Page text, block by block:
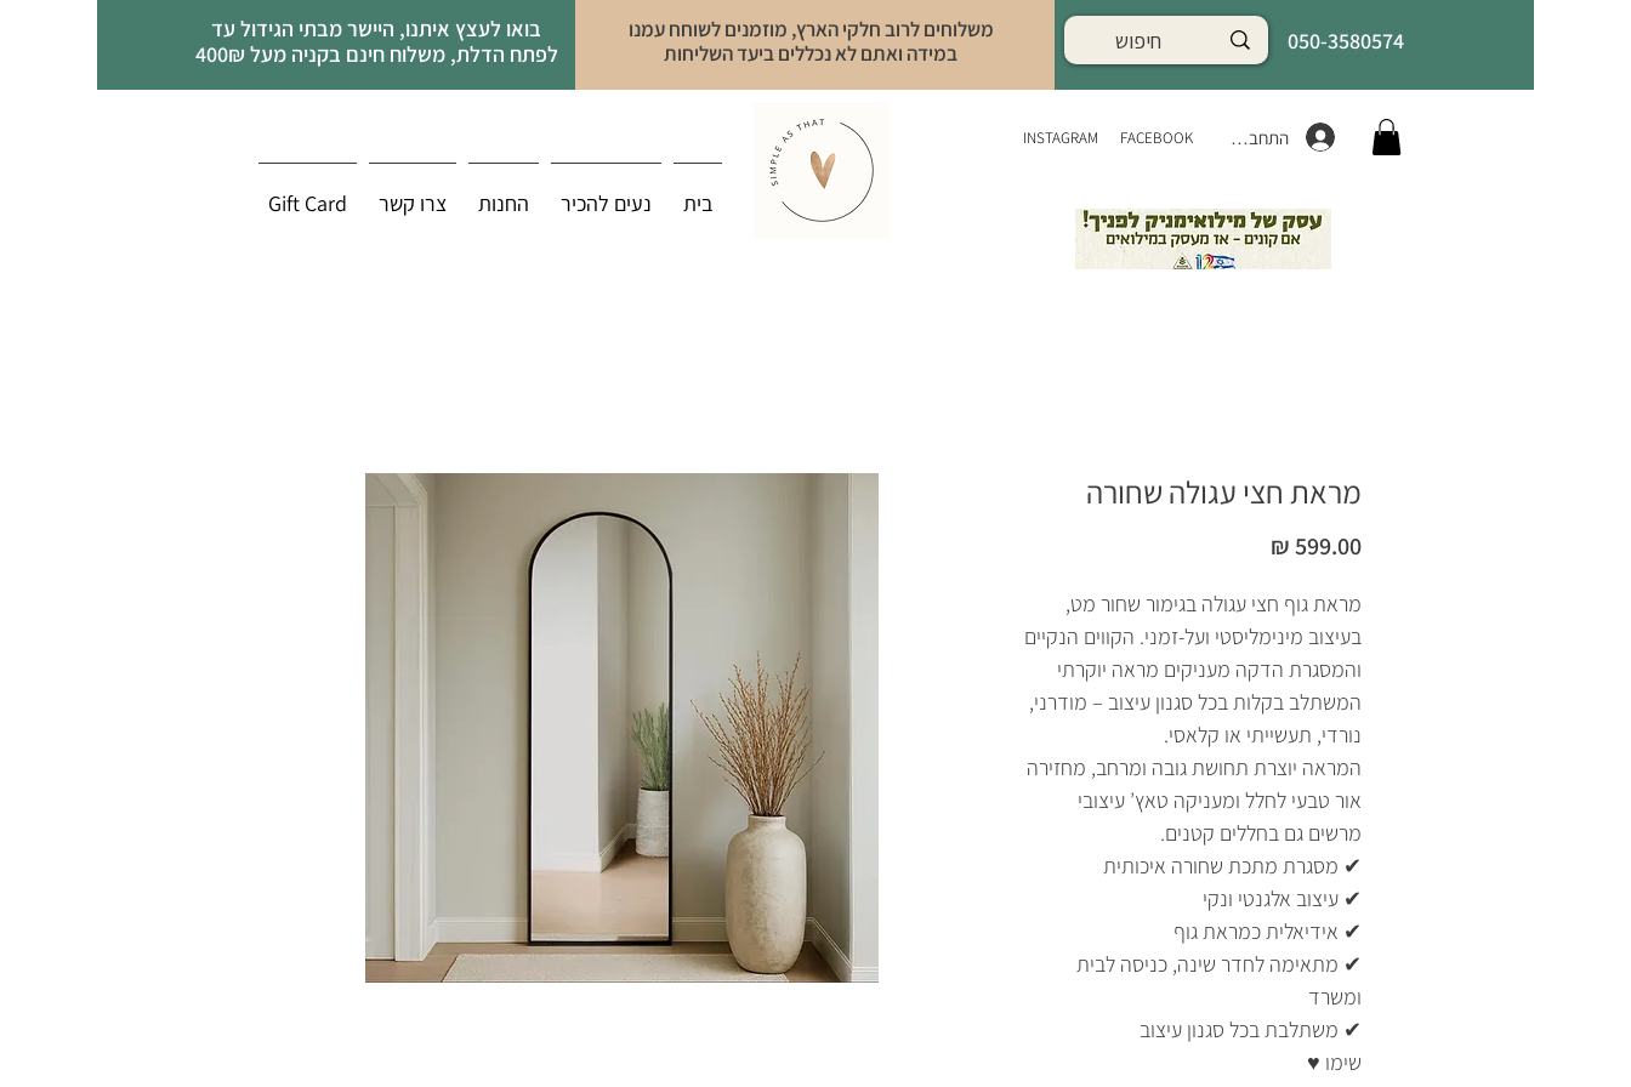
בואו לעצץ איתנו, היישר מבתי הגידול עד
לפתח הדלת, משלוח חינם בקניה מעל 400₪
משלוחים לרוב חלקי הארץ, מוזמנים לשוחח עמנו
במידה ואתם לא נכללים ביעד השליחות
050-3580574
בית נעים להכיר החנות צרו קשר Gift Card
INSTAGRAM FACEBOOK התחברות
מראת חצי עגולה שחורה
מראת גוף חצי עגולה בגימור שחור מט,
בעיצוב מינימליסטי ועל-זמני. הקווים הנקיים
והמסגרת הדקה מעניקים מראה יוקרתי
המשתלב בקלות בכל סגנון עיצוב – מודרני,
נורדי, תעשייתי או קלאסי.
המראה יוצרת תחושת גובה ומרחב, מחזירה
אור טבעי לחלל ומעניקה טאץ’ עיצובי
מרשים גם בחללים קטנים.
✔ מסגרת מתכת שחורה איכותית
✔ עיצוב אלגנטי ונקי
✔ אידיאלית כמראת גוף
✔ מתאימה לחדר שינה, כניסה לבית
ומשרד
✔ משתלבת בכל סגנון עיצוב
שימו ♥️